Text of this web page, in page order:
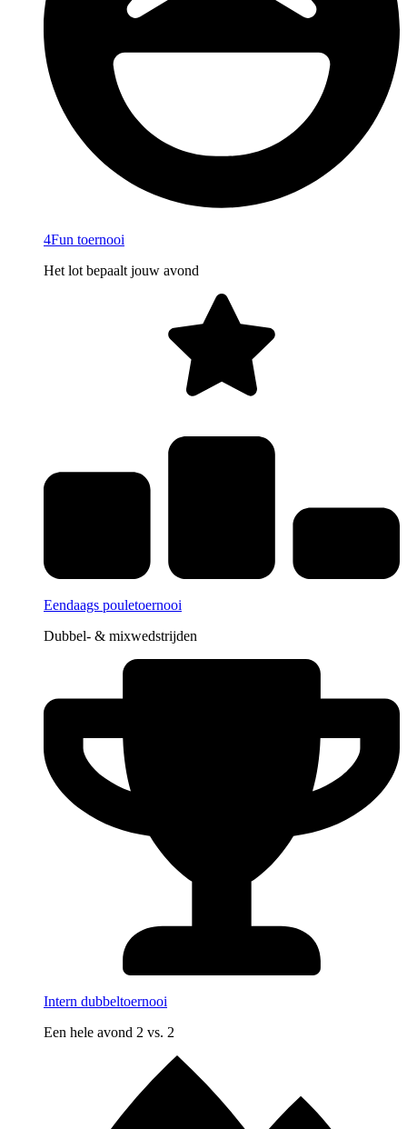
4Fun toernooi
Het lot bepaalt jouw avond
Eendaags pouletoernooi
Dubbel- & mixwedstrijden
Intern dubbeltoernooi
Een hele avond 2 vs. 2